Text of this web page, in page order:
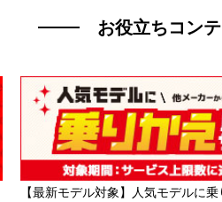
お役立ちコン
【最新モデル対象】人気モデルに